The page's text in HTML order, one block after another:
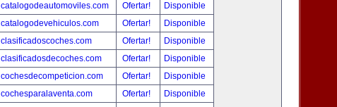
catalogodeautomoviles.com
Ofertar!
Disponible
catalogodevehiculos.com
Ofertar!
Disponible
clasificadoscoches.com
Ofertar!
Disponible
clasificadosdecoches.com
Ofertar!
Disponible
cochesdecompeticion.com
Ofertar!
Disponible
cochesparalaventa.com
Ofertar!
Disponible